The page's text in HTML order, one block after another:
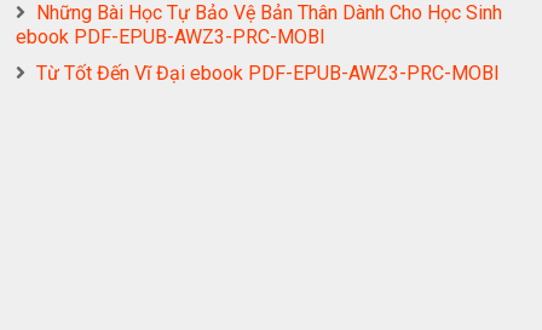
Những Bài Học Tự Bảo Vệ Bản Thân Dành Cho Học Sinh
ebook PDF-EPUB-AWZ3-PRC-MOBI
Từ Tốt Đến Vĩ Đại ebook PDF-EPUB-AWZ3-PRC-MOBI